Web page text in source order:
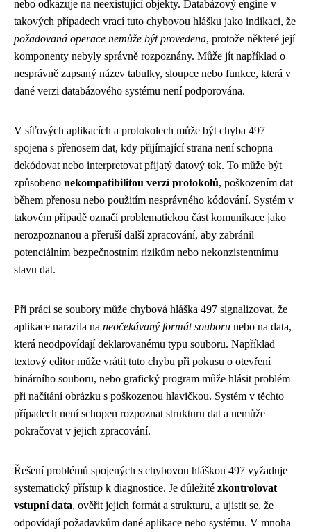
nebo odkazuje na neexistující objekty. Databázový engine v
takových případech vrací tuto chybovou hlášku jako indikaci, že
požadovaná operace nemůže být provedena, protože některé její
komponenty nebyly správně rozpoznány. Může jít například o
nesprávně zapsaný název tabulky, sloupce nebo funkce, která v
dané verzi databázového systému není podporována.
V síťových aplikacích a protokolech může být chyba 497
spojena s přenosem dat, kdy přijímající strana není schopna
dekódovat nebo interpretovat přijatý datový tok. To může být
způsobeno nekompatibilitou verzí protokolů, poškozením dat
během přenosu nebo použitím nesprávného kódování. Systém v
takovém případě označí problematickou část komunikace jako
nerozpoznanou a přeruší další zpracování, aby zabránil
potenciálním bezpečnostním rizikům nebo nekonzistentnímu
stavu dat.
Při práci se soubory může chybová hláška 497 signalizovat, že
aplikace narazila na neočekávaný formát souboru nebo na data,
která neodpovídají deklarovanému typu souboru. Například
textový editor může vrátit tuto chybu při pokusu o otevření
binárního souboru, nebo grafický program může hlásit problém
při načítání obrázku s poškozenou hlavičkou. Systém v těchto
případech není schopen rozpoznat strukturu dat a nemůže
pokračovat v jejich zpracování.
Řešení problémů spojených s chybovou hláškou 497 vyžaduje
systematický přístup k diagnostice. Je důležité zkontrolovat
vstupní data, ověřit jejich formát a strukturu, a ujistit se, že
odpovídají požadavkům dané aplikace nebo systému. V mnoha